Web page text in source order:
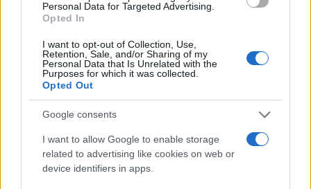
Personal Data for Targeted Advertising.
Opted In
I want to opt-out of Collection, Use,
Retention, Sale, and/or Sharing of my
Personal Data that Is Unrelated with the
Purposes for which it was collected.
Opted Out
Google consents
I want to allow Google to enable storage
related to advertising like cookies on web or
device identifiers in apps.